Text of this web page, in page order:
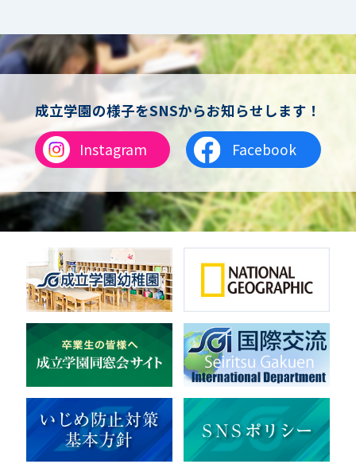
女子バスケットボール
男女バスケットボール（中学）
男子バドミントン
女子バドミントン
チアリーディング
総合格闘技
合気道
女子テニス
男子バレーボール
体操
ダンス
英会話
音楽（コーラス）
地域ボランティア
美術
マルチメディア
ライフワーク
新日本芸能
宇宙探究
赤門倶楽部
成立学園の様子をSNSからお知らせします！
Instagram
Facebook